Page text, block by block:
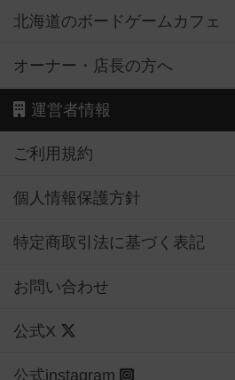
北海道のボードゲームカフェ
オーナー・店長の方へ
運営者情報
ご利用規約
個人情報保護方針
特定商取引法に基づく表記
お問い合わせ
公式X
公式instagram